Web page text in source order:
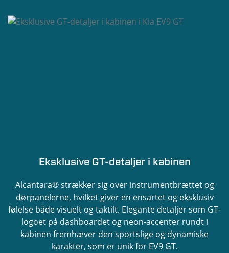
Eksklusive GT-detaljer i kabinen
Alcantara® strækker sig over instrumentbrættet og
dørpanelerne, hvilket giver en ensartet og eksklusiv
følelse både visuelt og taktilt. Elegante detaljer som GT-
logoet på dashboardet og neon-accenter rundt i
kabinen fremhæver den sportslige og dynamiske
karakter, som er unik for EV9 GT.